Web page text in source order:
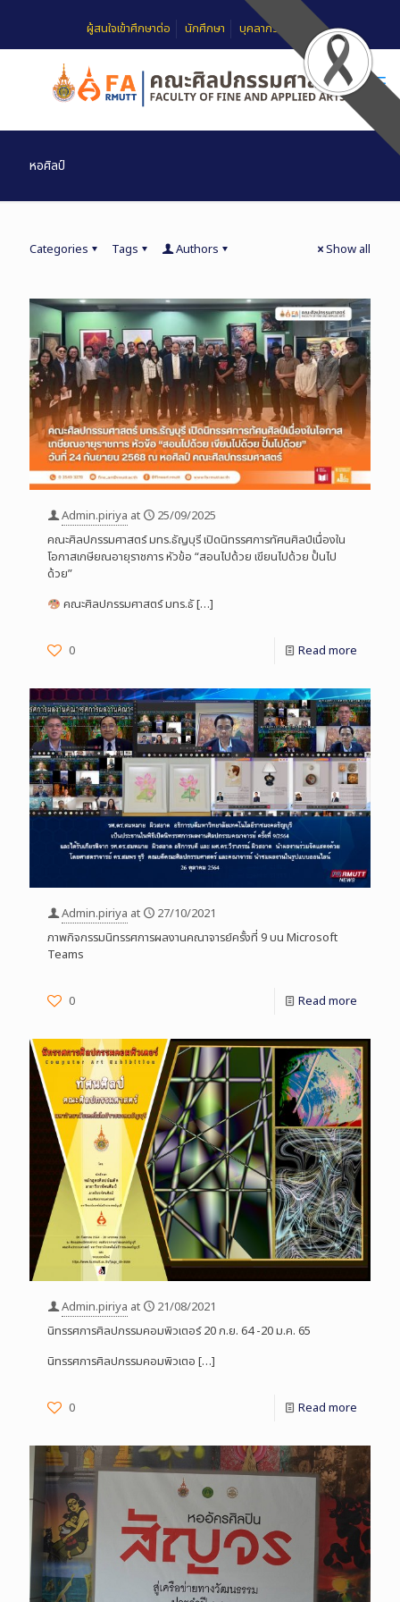
ผู้สนใจเข้าศึกษาต่อ นักศึกษา บุคลากร
หอศิลป์
Categories Tags Authors Show all
Admin.piriya at
25/09/2025
คณะศิลปกรรมศาสตร์ มทร.ธัญบุรี เปิดนิทรรศการทัศนศิลป์เนื่องใน
โอกาสเกษียณอายุราชการ หัวข้อ “สอนไปด้วย เขียนไปด้วย ปั้นไป
ด้วย”
คณะศิลปกรรมศาสตร์ มทร.ธั[…]
0 Read more
Admin.piriya at
27/10/2021
ภาพกิจกรรมนิทรรศการผลงานคณาจารย์ครั้งที่ 9 บน Microsoft
Teams
0 Read more
Admin.piriya at
21/08/2021
นิทรรศการศิลปกรรมคอมพิวเตอร์ 20 ก.ย. 64 -20 ม.ค. 65
นิทรรศการศิลปกรรมคอมพิวเตอ […]
0 Read more